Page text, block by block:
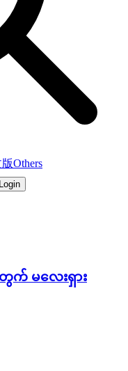
Others
Login
က် မလေးရှား